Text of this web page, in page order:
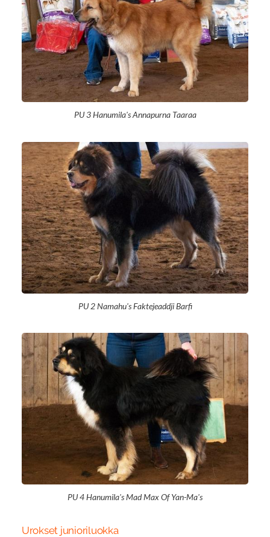
PU 3 Hanumila's Annapurna Taaraa
PU 2 Namahu's Faktejeaddji Barfi
PU 4 Hanumila's Mad Max Of Yan-Ma's
Urokset junioriluokka